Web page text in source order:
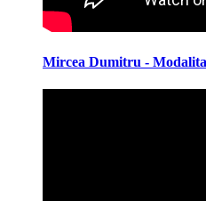
Mircea Dumitru -